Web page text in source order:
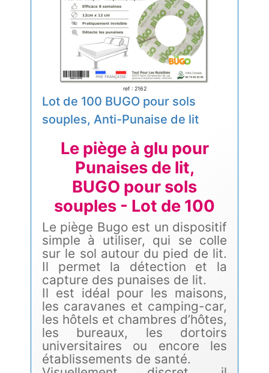
ref : 2162
Lot de 100 BUGO pour sols
souples, Anti-Punaise de lit
Le piège à glu pour
Punaises de lit,
BUGO pour sols
souples - Lot de 100
Le piège Bugo est un dispositif
simple à utiliser, qui se colle
sur le sol autour du pied de lit.
Il permet la détection et la
capture des punaises de lit.
Il est idéal pour les maisons,
les caravanes et camping-car,
les hôtels et chambres d’hôtes,
les bureaux, les dortoirs
universitaires ou encore les
établissements de santé.